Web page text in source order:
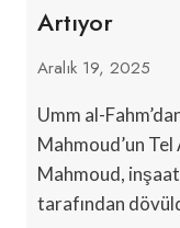
Artıyor
Aralık 19, 2025
Umm al-
Mahmoud’un Tel
Mahmoud,
tarafından